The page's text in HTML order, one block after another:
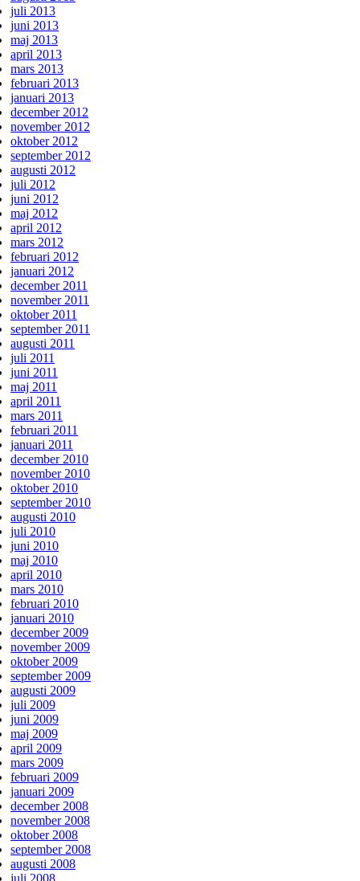
juli 2013
juni 2013
maj 2013
april 2013
mars 2013
februari 2013
januari 2013
december 2012
november 2012
oktober 2012
september 2012
augusti 2012
juli 2012
juni 2012
maj 2012
april 2012
mars 2012
februari 2012
januari 2012
december 2011
november 2011
oktober 2011
september 2011
augusti 2011
juli 2011
juni 2011
maj 2011
april 2011
mars 2011
februari 2011
januari 2011
december 2010
november 2010
oktober 2010
september 2010
augusti 2010
juli 2010
juni 2010
maj 2010
april 2010
mars 2010
februari 2010
januari 2010
december 2009
november 2009
oktober 2009
september 2009
augusti 2009
juli 2009
juni 2009
maj 2009
april 2009
mars 2009
februari 2009
januari 2009
december 2008
november 2008
oktober 2008
september 2008
augusti 2008
juli 2008